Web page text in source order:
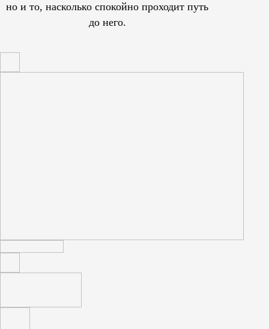
но и то, насколько спокойно проходит путь
до него.